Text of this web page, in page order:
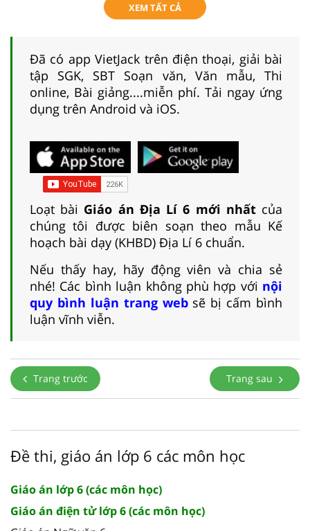
XEM TẤT CẢ
Đã có app VietJack trên điện thoại, giải bài
tập SGK, SBT Soạn văn, Văn mẫu, Thi
online, Bài giảng....miễn phí. Tải ngay ứng
dụng trên Android và iOS.
Loạt bài Giáo án Địa Lí 6 mới nhấtcủa
chúng tôi được biên soạn theo mẫu Kế
hoạch bài dạy (KHBD) Địa Lí 6 chuẩn.
Nếu thấy hay, hãy động viên và chia sẻ
nhé! Các bình luận không phù hợp với nội
quy bình luận trang websẽ bị cấm bình
luận vĩnh viễn.
Trang trước Trang sau
Đề thi, giáo án lớp 6 các môn học
Giáo án lớp 6 (các môn học)
Giáo án điện tử lớp 6 (các môn học)